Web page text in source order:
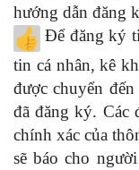
hướng dẫn đăng
Để đăng ký
tin cá nhân, kê
được chuyển
đã đăng ký. Các
chính xác của
sẽ báo cho